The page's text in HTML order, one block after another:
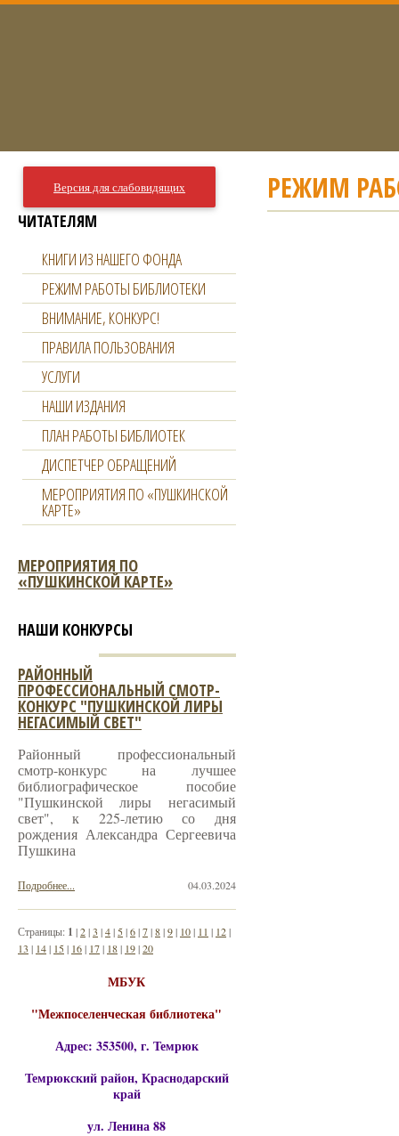
РЕЖИМ
Версия для слабовидящих
ЧИТАТЕЛЯМ
КНИГИ ИЗ НАШЕГО ФОНДА
РЕЖИМ РАБОТЫ БИБЛИОТЕКИ
ВНИМАНИЕ, КОНКУРС!
ПРАВИЛА ПОЛЬЗОВАНИЯ
УСЛУГИ
НАШИ ИЗДАНИЯ
ПЛАН РАБОТЫ БИБЛИОТЕК
ДИСПЕТЧЕР ОБРАЩЕНИЙ
МЕРОПРИЯТИЯ ПО «ПУШКИНСКОЙ
КАРТЕ»
МЕРОПРИЯТИЯ ПО
«ПУШКИНСКОЙ КАРТЕ»
НАШИ КОНКУРСЫ
РАЙОННЫЙ
ПРОФЕССИОНАЛЬНЫЙ СМОТР-
КОНКУРС "ПУШКИНСКОЙ ЛИРЫ
НЕГАСИМЫЙ СВЕТ"
Районный профессиональный
смотр-конкурс на лучшее
библиографическое пособие
"Пушкинской лиры негасимый
свет", к 225-летию со дня
рождения Александра Сергеевича
Пушкина
04.03.2024
Подробнее...
Страницы: 1 |2|3 |4| 5|6|7|8|9| 10| 11 | 12|
13 | 14| 15| 16| 17| 18| 19|20
МБУК
"Межпоселенческая библиотека"
Адрес: 353500, г. Темрюк
Темрюкский район, Краснодарский
край
ул. Ленина 88